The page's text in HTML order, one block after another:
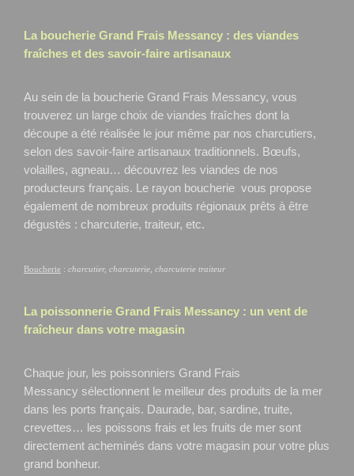
La boucherie Grand Frais Messancy : des viandes
fraîches et des savoir-faire artisanaux
Au sein de la boucherie Grand Frais Messancy, vous
trouverez un large choix de viandes fraîches dont la
découpe a été réalisée le jour même par nos charcutiers,
selon des savoir-faire artisanaux traditionnels. Bœufs,
volailles, agneau… découvrez les viandes de nos
producteurs français. Le rayon boucherie vous propose
également de nombreux produits régionaux prêts à être
dégustés : charcuterie, traiteur, etc.
Boucherie : charcutier, charcuterie, charcuterie traiteur
La poissonnerie Grand Frais Messancy : un vent de
fraîcheur dans votre magasin
Chaque jour, les poissonniers Grand Frais
Messancy sélectionnent le meilleur des produits de la mer
dans les ports français. Daurade, bar, sardine, truite,
crevettes… les poissons frais et les fruits de mer sont
directement acheminés dans votre magasin pour votre plus
grand bonheur.